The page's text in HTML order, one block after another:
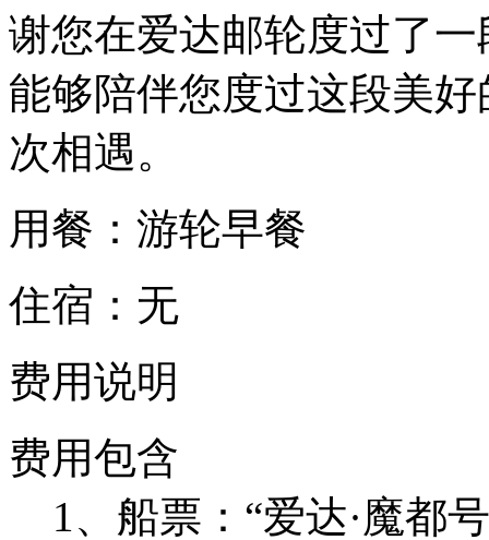
谢您在爱达邮轮度过了
能够陪伴您度过这段美
次相遇。
用餐：游轮早餐
住宿：无
费用说明
费用包含
1、船票：“爱达·魔都